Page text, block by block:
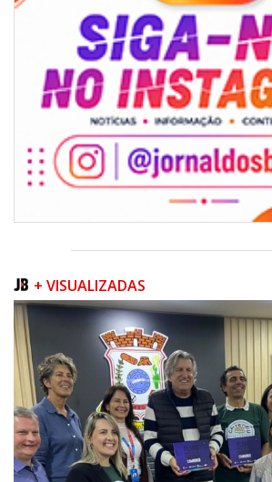
08/08/2026 | 07:00
Teatro Bruno Nitz terá concerto “Rock ao
BALNEÁRIO CAMBORIÚ
+ VISUALIZADAS